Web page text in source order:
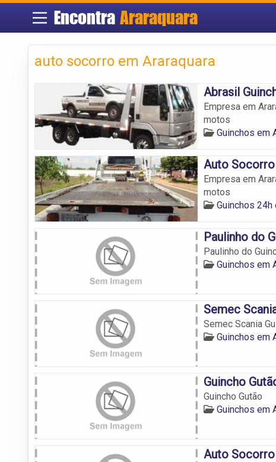
Encontra Araraquara
auto socorro em Araraquara
Abrasil
Empresa em
motos
Guinchos em
Auto
Empresa em
motos
Guinchos 24h
Paulinho do
Paulinho do
Guinchos em
Semec
Semec Scania
Guinchos em
Guincho
Guincho Gutão
Guinchos em
Auto